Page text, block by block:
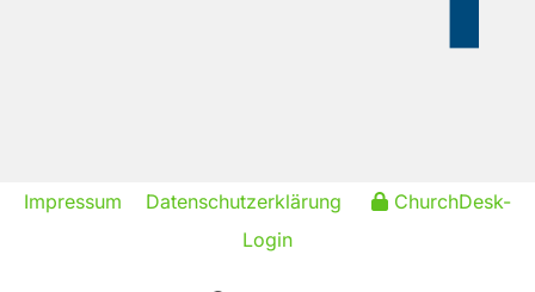
Impressum Datenschutzerklärung
ChurchDesk-
Login